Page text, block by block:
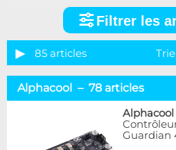
articles
Catégorie
Racks & chiller
17
Réservoirs & pompes
13
Radiateurs
13
Filtrer les
85 articles
Alphacool – 78 articles
Alphacool
Guardian